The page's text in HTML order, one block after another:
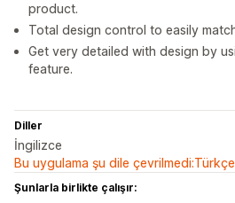
product.
Total design control to easily
Get very detailed with design by
feature.
Diller
İngilizce
Bu uygulama şu dile çevrilmedi:Türkçe
Şunlarla birlikte çalışır: